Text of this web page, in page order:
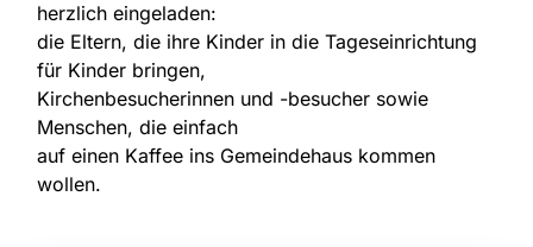
herzlich eingeladen:
die Eltern, die ihre Kinder in die Tageseinrichtung
für Kinder bringen,
Kirchenbesucherinnen und -besucher sowie
Menschen, die einfach
auf einen Kaffee ins Gemeindehaus kommen
wollen.